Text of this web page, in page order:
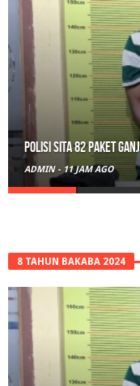
RPL Prodi HTN UIN
hingga Wali Nagari
ADMIN - 1 HARI AGO
8 TAHUN BAKABA 2024